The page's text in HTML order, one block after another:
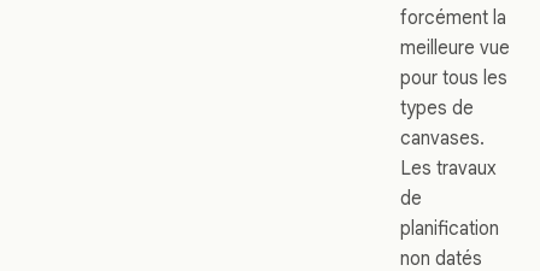
forcément la
meilleure vue
pour tous les
types de
canvases.
Les travaux
de
planification
non datés